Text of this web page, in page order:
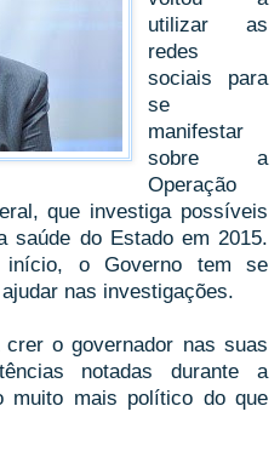
utilizar as
redes
sociais para
se
manifestar
sobre a
Operação
que investiga possíveis
saúde do Estado em 2015.
o Governo tem se
nas investigações.
o governador nas suas
notadas durante a
muito mais político do que